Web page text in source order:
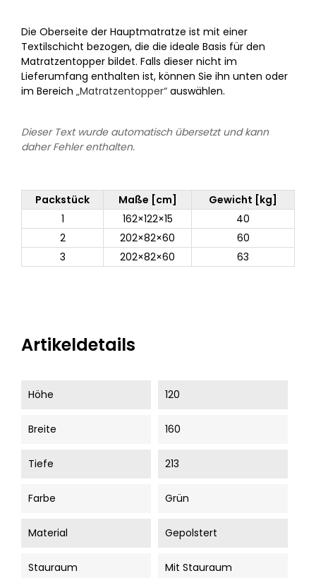
Die Oberseite der Hauptmatratze ist mit einer
Textilschicht bezogen, die die ideale Basis für den
Matratzentopper bildet. Falls dieser nicht im
Lieferumfang enthalten ist, können Sie ihn unten oder
im Bereich „Matratzentopper“ auswählen.
Dieser Text wurde automatisch übersetzt und kann
daher Fehler enthalten.
Packstück Maße [cm]
Gewicht [kg]
1
162×122×15
40
2
202×82×60
60
3
202×82×60 63
Artikeldetails
Höhe 120
Breite 160
Tiefe 213
Farbe Grün
Material Gepolstert
Stauraum Mit Stauraum